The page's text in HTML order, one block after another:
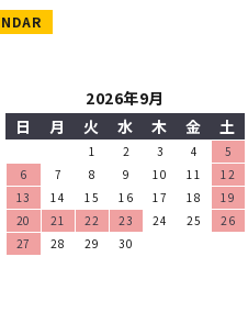
2026年9月
日
月 火 水 木 金 土
1 2 3 4
5
6
7 8 9 10 11
12
13
14 15 16 17 18
19
20
21 22 23 24 25
26
27
28 29 30